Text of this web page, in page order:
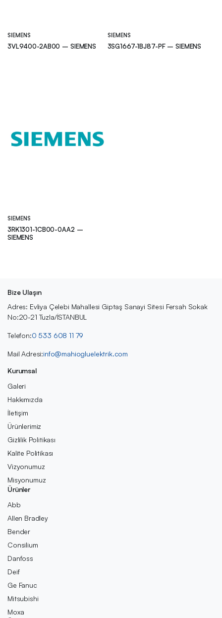
SIEMENS
3VL9400-2AB00 – SIEMENS
SIEMENS
3SG1667-1BJ87-PF – SIEMENS
SIEMENS
3RK1301-1CB00-0AA2 –
SIEMENS
Bize Ulaşın
Adres: Evliya Çelebi Mahallesi Giptaş Sanayi Sitesi Fersah Sokak
No:20-21 Tuzla/İSTANBUL
Telefon:0 533 608 11 79
Mail Adresi:info@mahiogluelektrik.com
Kurumsal
Galeri
Hakkımızda
İletişim
Ürünlerimiz
Gizlilik Politikası
Kalite Politikası
Vizyonumuz
Misyonumuz
Ürünler
Abb
Allen Bradley
Bender
Consilium
Danfoss
Deif
Ge Fanuc
Mitsubishi
Moxa